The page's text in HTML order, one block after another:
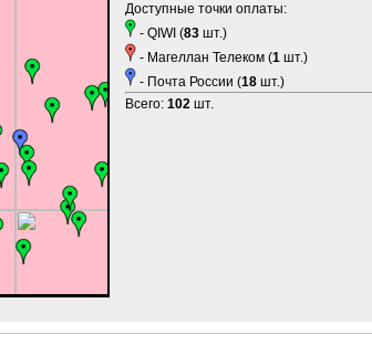
Доступные точки оплаты:
- QIWI (83шт.)
- Магеллан Телеком (1шт.)
- Почта России (18шт.)
Всего: 102шт.